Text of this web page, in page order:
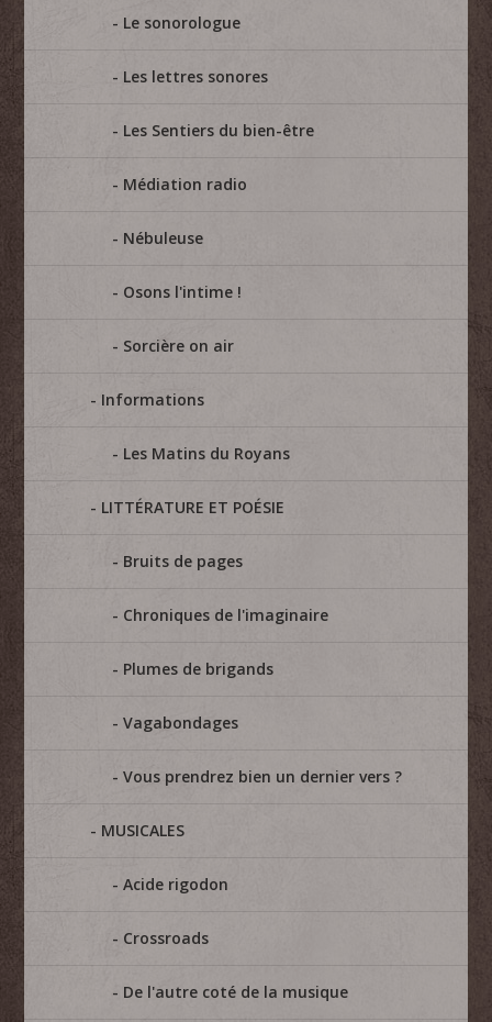
Le sonorologue
Les lettres sonores
Les Sentiers du bien-être
Médiation radio
Nébuleuse
Osons l'intime !
Sorcière on air
Informations
Les Matins du Royans
LITTÉRATURE ET POÉSIE
Bruits de pages
Chroniques de l'imaginaire
Plumes de brigands
Vagabondages
Vous prendrez bien un dernier vers ?
MUSICALES
Acide rigodon
Crossroads
De l'autre coté de la musique